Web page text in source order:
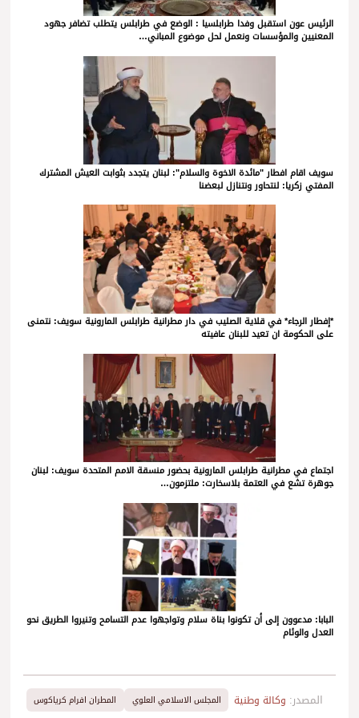
الرئيس عون استقبل وفدا طرابلسيا : الوضع في طرابلس يتطلب تضافر جهود
المعنيين والمؤسسات ونعمل لحل موضوع المباني…
سويف اقام افطار "مائدة الاخوة والسلام": لبنان يتجدد بثوابت العيش المشترك
المفتي زكريا: لنتحاور ونتنازل لبعضنا
*إفطار الرجاء* في قلاية الصليب في دار مطرانية طرابلس المارونية سويف: نتمنى
على الحكومة ان تعيد للبنان عافيته
اجتماع في مطرانية طرابلس المارونية بحضور منسقة الامم المتحدة سويف: لبنان
جوهرة تشع في العتمة بلاسخارت: ملتزمون…
البابا: مدعوون إلى أن تكونوا بناة سلام وتواجهوا عدم التسامح وتنيروا الطريق نحو
العدل والوئام
المصدر: وكالة وطنية المجلس الاسلامي العلوي المطران افرام كرياكوس